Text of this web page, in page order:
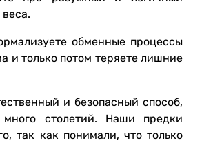
обменные процессы
и только потом теряете лишние
и безопасный способ,
столетий. Наши предки
так как понимали, что только